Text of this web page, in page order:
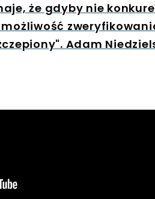
że gdyby nie
możliwość
Adam